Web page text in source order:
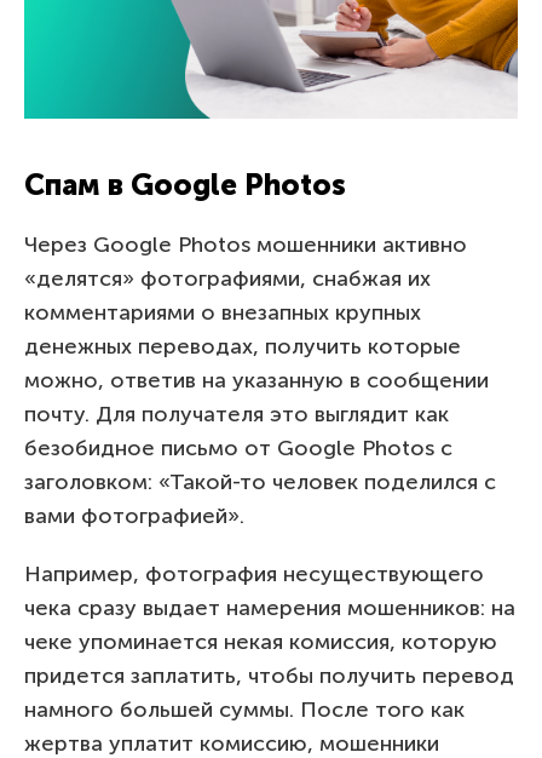
Спам в Google Photos
Через Google Photos мошенники активно
«делятся» фотографиями, снабжая их
комментариями о внезапных крупных
денежных переводах, получить которые
можно, ответив на указанную в сообщении
почту. Для получателя это выглядит как
безобидное письмо от Google Photos с
заголовком: «Такой-то человек поделился с
вами фотографией».
Например, фотография несуществующего
чека сразу выдает намерения мошенников: на
чеке упоминается некая комиссия, которую
придется заплатить, чтобы получить перевод
намного большей суммы. После того как
жертва уплатит комиссию, мошенники